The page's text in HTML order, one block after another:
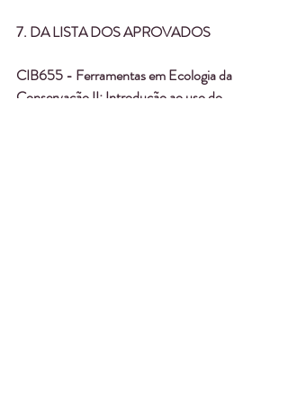
7. DA LISTA DOS APROVADOS
CIB655 - Ferramentas em Ecologia da
Conservação II: Introdução ao uso do